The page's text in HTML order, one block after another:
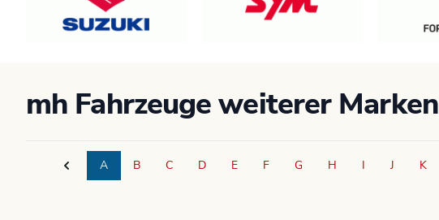
mh Fahrzeuge weiterer Marken
A B C D E F G H I J K